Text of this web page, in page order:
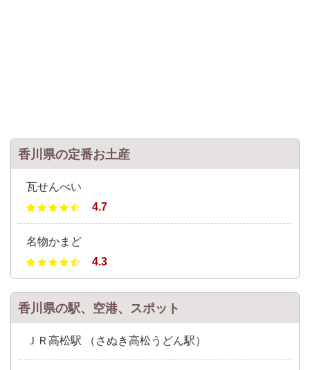
香川県の定番お土産
瓦せんべい
4.7
名物かまど
4.3
香川県の駅、空港、スポット
ＪＲ高松駅 （さぬき高松うどん駅）